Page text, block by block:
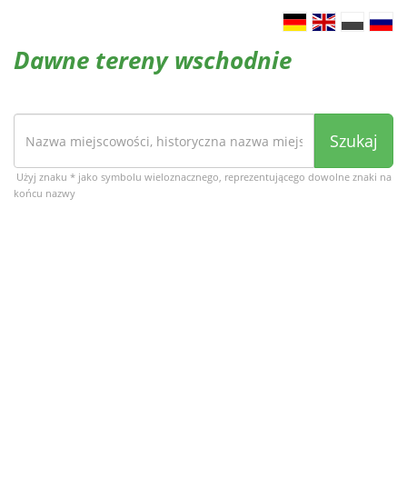
Dawne tereny wschodnie
Szukaj
Użyj znaku * jako symbolu wieloznacznego, reprezentującego dowolne znaki na
końcu nazwy